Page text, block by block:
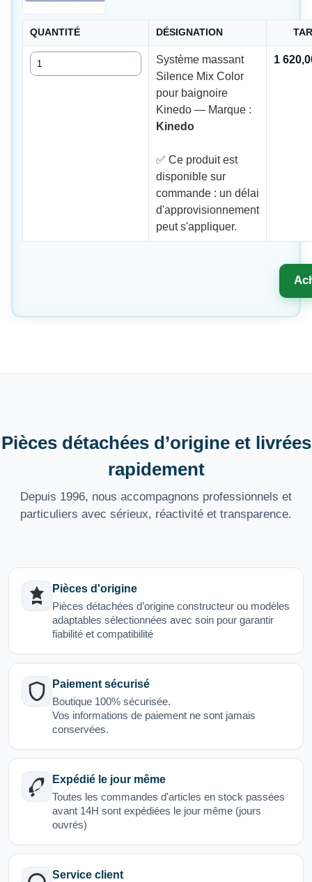
QUANTITÉ DÉSIGNATION
Quantité
Système massant
Silence Mix Color
pour baignoire
Kinedo — Marque :
Kinedo
✅ Ce produit est
disponible sur
commande : un délai
d'approvisionnement
peut s'appliquer.
1
Pièces détachées d’origine et livrées
rapidement
Depuis 1996, nous accompagnons professionnels et
particuliers avec sérieux, réactivité et transparence.
Pièces d'origine
Pièces détachées d’origine constructeur ou modèles
adaptables sélectionnées avec soin pour garantir
fiabilité et compatibilité
Paiement sécurisé
Boutique 100% sécurisée.
Vos informations de paiement ne sont jamais
conservées.
Expédié le jour même
Toutes les commandes d'articles en stock passées
avant 14H sont expédiées le jour même (jours
ouvrés)
Service client